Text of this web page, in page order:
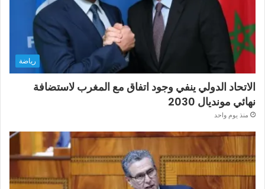
رياضة
الاتحاد الدولي ينفي وجود اتفاق مع المغرب لاستضافة
نهائي مونديال 2030
منذ يوم واحد